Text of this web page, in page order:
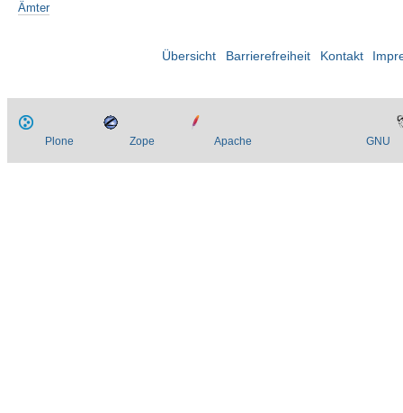
Ämter
Übersicht Barrierefreiheit Kontakt
Plone Zope Apache GNU